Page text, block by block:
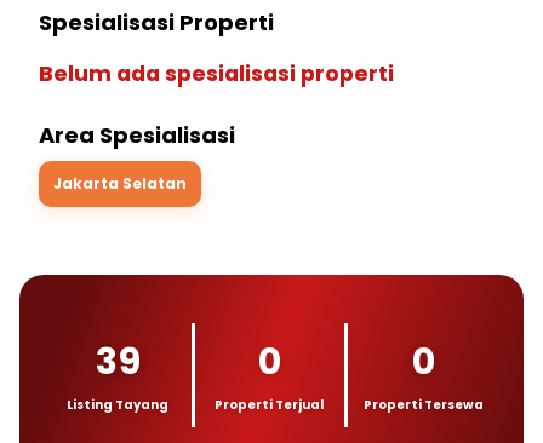
Spesialisasi Properti
Belum ada spesialisasi properti
Area Spesialisasi
Jakarta Selatan
39
Listing Tayang
0
Properti Terjual
0
Properti Tersewa